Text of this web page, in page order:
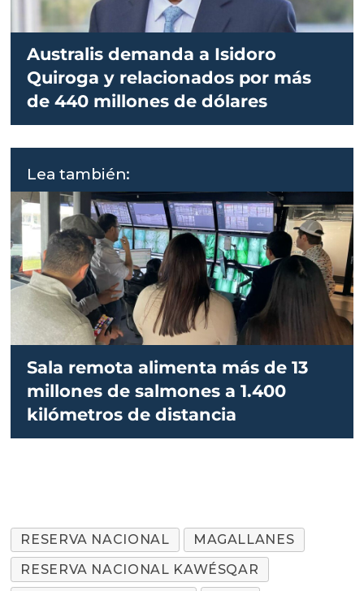
Australis demanda a Isidoro
Quiroga y relacionados por más
de 440 millones de dólares
Lea también:
Sala remota alimenta más de 13
millones de salmones a 1.400
kilómetros de distancia
RESERVA NACIONAL
MAGALLANES
RESERVA NACIONAL KAWÉSQAR